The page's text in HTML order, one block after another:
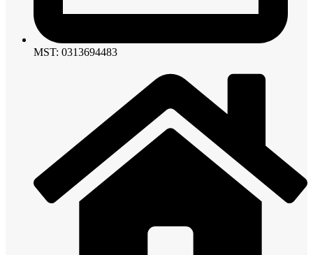
MST: 0313694483